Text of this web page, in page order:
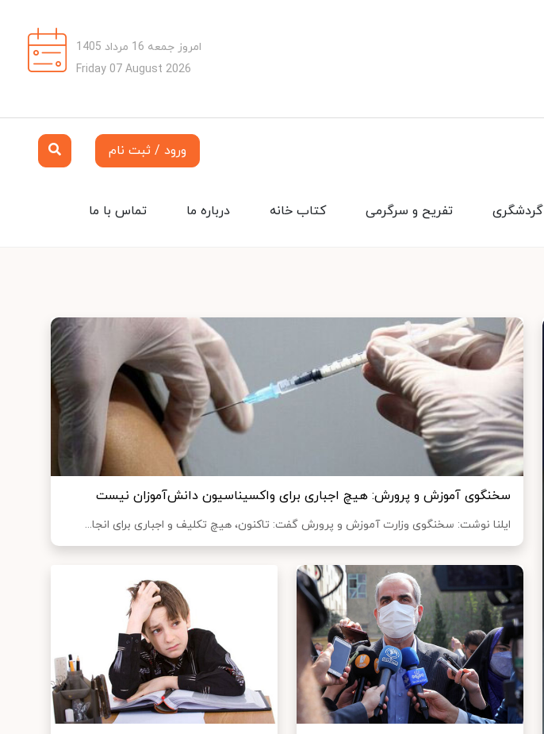
امروز جمعه 16 مرداد 1405
Friday 07 August 2026
ورود / ثبت نام
تماس با ما درباره ما کتاب خانه تفریح و سرگرمی گردشگری
سخنگوی آموزش و پرورش: هیچ اجباری برای واکسیناسیون دانش‌آموزان نیست
ایلنا نوشت: سخنگوی وزارت آموزش و پرورش گفت: تاکنون، هیچ تکلیف و اجباری برای انجا...